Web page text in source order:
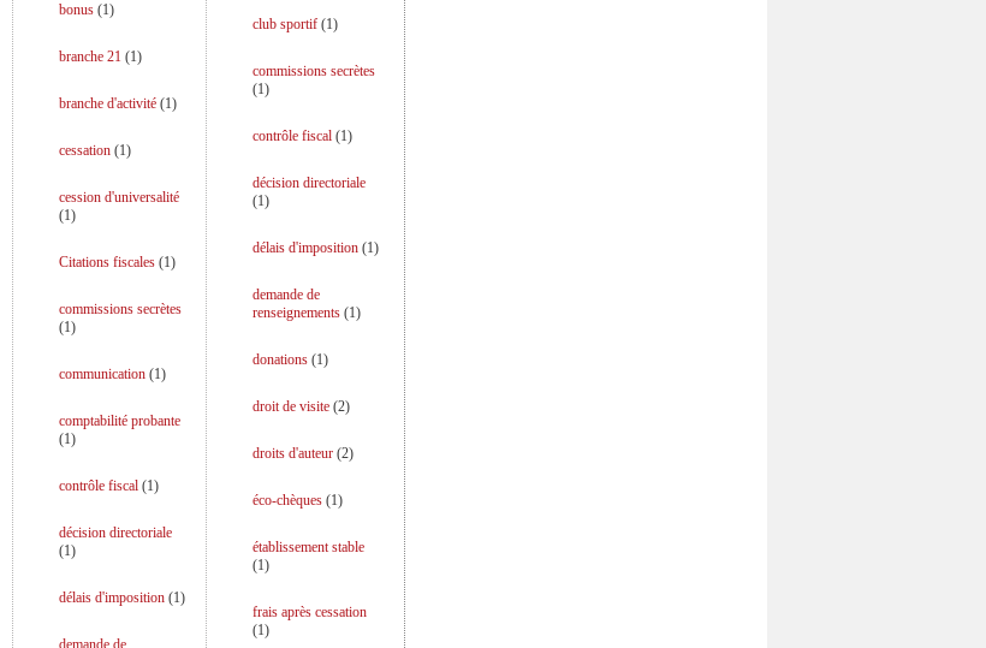
bonus(1)
branche 21 (1)
branche d'activité(1)
cessation(1)
cession d'universalité
(1)
Citations fiscales(1)
commissions secrètes
(1)
communication(1)
comptabilité probante
(1)
contrôle fiscal(1)
décision directoriale
(1)
délais d'imposition(1)
demande de
club sportif(1)
commissions secrètes
(1)
contrôle fiscal(1)
décision directoriale
(1)
délais d'imposition(1)
demande de
renseignements(1)
donations(1)
droit de visite(2)
droits d'auteur(2)
éco-chèques(1)
établissement stable
(1)
frais après cessation
(1)